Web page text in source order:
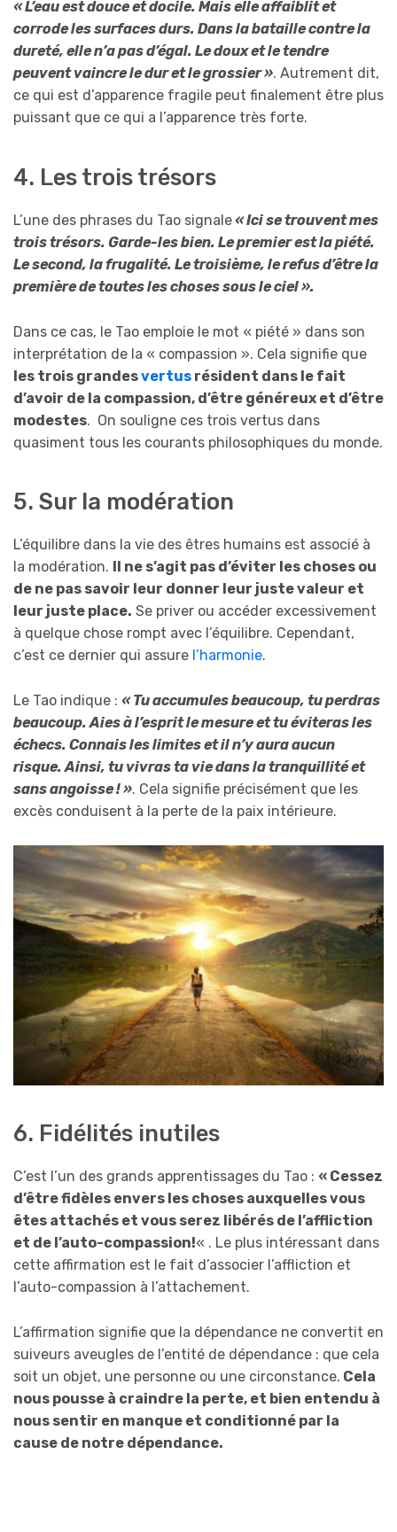
« L’eau est douce et docile. Mais elle affaiblit et
corrode les surfaces durs. Dans la bataille contre la
dureté, elle n’a pas d’égal. Le doux et le tendre
peuvent vaincre le dur et le grossier ». Autrement dit,
ce qui est d’apparence fragile peut finalement être plus
puissant que ce qui a l’apparence très forte.
4. Les trois trésors
L’une des phrases du Tao signale« Ici se trouvent mes
trois trésors. Garde-les bien. Le premier est la piété.
Le second, la frugalité. Le troisième, le refus d’être la
première de toutes les choses sous le ciel ».
Dans ce cas, le Tao emploie le mot « piété » dans son
interprétation de la « compassion ». Cela signifie que
les trois grandesvertus résident dans le fait
d’avoir de la compassion, d’être généreux et d’être
modestes. On souligne ces trois vertus dans
quasiment tous les courants philosophiques du monde.
5. Sur la modération
L’équilibre dans la vie des êtres humains est associé à
la modération.
Il ne s’agit pas d’éviter les choses ou
de ne pas savoir leur donner leur juste valeur et
leur juste place. Se priver ou accéder excessivement
à quelque chose rompt avec l’équilibre. Cependant,
c’est ce dernier qui assure l’harmonie.
Le Tao indique : « Tu accumules beaucoup, tu perdras
beaucoup. Aies à l’esprit le mesure et tu éviteras les
échecs. Connais les limites et il n’y aura aucun
risque. Ainsi, tu vivras ta vie dans la tranquillité et
sans angoisse ! ». Cela signifie précisément que les
excès conduisent à la perte de la paix intérieure.
6. Fidélités inutiles
C’est l’un des grands apprentissages du Tao : « Cessez
d’être fidèles envers les choses auxquelles vous
êtes attachés et vous serez libérés de l’affliction
et de l’auto-compassion!« . Le plus intéressant dans
cette affirmation est le fait d’associer l’affliction et
l’auto-compassion à l’attachement.
L’affirmation signifie que la dépendance ne convertit en
suiveurs aveugles de l’entité de dépendance : que cela
soit un objet, une personne ou une circonstance. Cela
nous pousse à craindre la perte, et bien entendu à
nous sentir en manque et conditionné par la
cause de notre dépendance.